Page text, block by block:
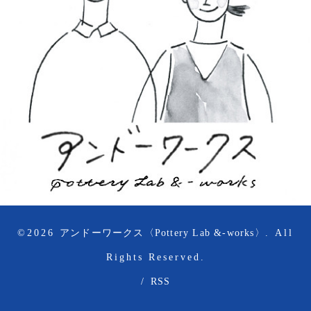
©2026 アンドーワークス〈Pottery Lab &-works〉 . All
Rights Reserved.
/ RSS